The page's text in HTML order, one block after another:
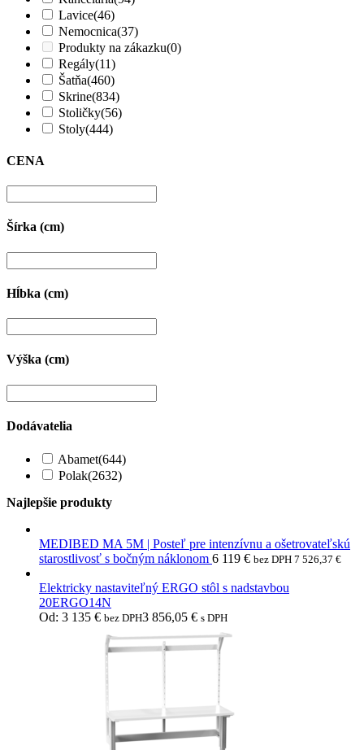
Lavice(46)
Nemocnica(37)
Produkty na zákazku(0)
Regály(11)
Šatňa(460)
Skrine(834)
Stoličky(56)
Stoly(444)
CENA
Šírka (cm)
Hĺbka (cm)
Výška (cm)
Dodávatelia
Abamet(644)
Polak(2632)
Najlepšie produkty
MEDIBED MA 5M | Posteľ pre intenzívnu a ošetrovateľskú
starostlivosť s bočným náklonom 6 119 € bez DPH 7 526,37 €
Elektricky nastaviteľný ERGO stôl s nadstavbou
20ERGO14N
Od: 3 135 € bez DPH3 856,05 € s DPH